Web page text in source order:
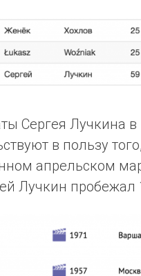
Сергея Лучкина
в пользу
апрельском
Лучкин пробежал